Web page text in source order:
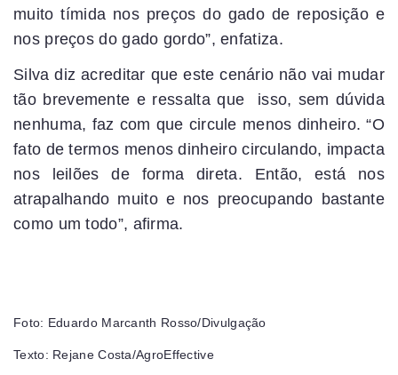
muito tímida nos preços do gado de reposição e
nos preços do gado gordo”, enfatiza.
Silva diz acreditar que este cenário não vai mudar
tão brevemente e ressalta que isso, sem dúvida
nenhuma, faz com que circule menos dinheiro. “O
fato de termos menos dinheiro circulando, impacta
nos leilões de forma direta. Então, está nos
atrapalhando muito e nos preocupando bastante
como um todo”, afirma.
Foto: Eduardo Marcanth Rosso/Divulgação
Texto: Rejane Costa/AgroEffective